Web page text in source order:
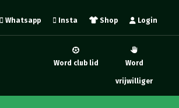
Login
Shop
Insta
Whatsapp
Word
vrijwilliger
Word club lid